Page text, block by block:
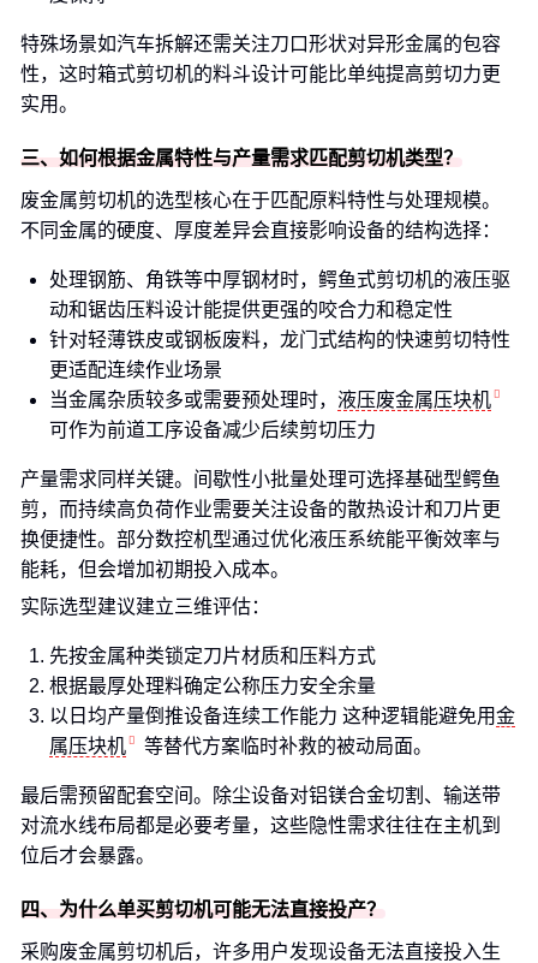
特殊场景如汽车拆解还需关注刀口形状对异形金属的包容
性，这时箱式剪切机的料斗设计可能比单纯提高剪切力更
实用。
三、如何根据金属特性与产量需求匹配剪切机类型？
废金属剪切机的选型核心在于匹配原料特性与处理规模。
不同金属的硬度、厚度差异会直接影响设备的结构选择：
处理钢筋、角铁等中厚钢材时，鳄鱼式剪切机的液压驱
动和锯齿压料设计能提供更强的咬合力和稳定性
针对轻薄铁皮或钢板废料，龙门式结构的快速剪切特性
更适配连续作业场景
当金属杂质较多或需要预处理时， 液压废金属压块机
可作为前道工序设备减少后续剪切压力
产量需求同样关键。间歇性小批量处理可选择基础型鳄鱼
剪，而持续高负荷作业需要关注设备的散热设计和刀片更
换便捷性。部分数控机型通过优化液压系统能平衡效率与
能耗，但会增加初期投入成本。
实际选型建议建立三维评估：
先按金属种类锁定刀片材质和压料方式
根据最厚处理料确定公称压力安全余量
以日均产量倒推设备连续工作能力 这种逻辑能避免用金
属压块机
等替代方案临时补救的被动局面。
最后需预留配套空间。除尘设备对铝镁合金切割、输送带
对流水线布局都是必要考量，这些隐性需求往往在主机到
位后才会暴露。
四、为什么单买剪切机可能无法直接投产？
采购废金属剪切机后，许多用户发现设备无法直接投入生